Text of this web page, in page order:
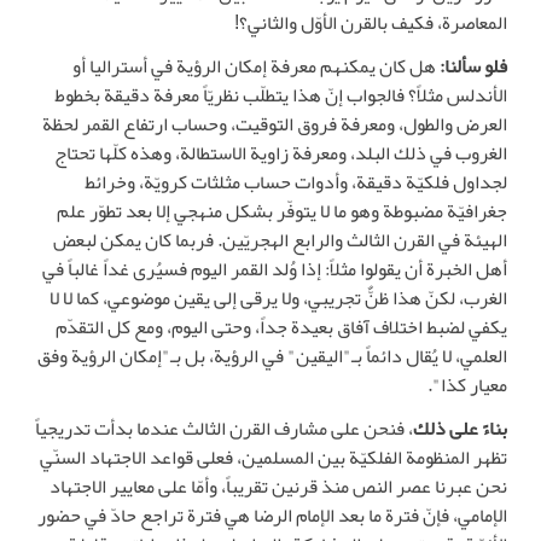
المعاصرة، فكيف بالقرن الأوّل والثاني؟!
فلو سألنا:هل كان يمكنهم معرفة إمكان الرؤية في أستراليا أو
الأندلس مثلاً؟ فالجواب إنّ هذا يتطلّب نظريّاً معرفة دقيقة بخطوط
العرض والطول، ومعرفة فروق التوقيت، وحساب ارتفاع القمر لحظة
الغروب في ذلك البلد، ومعرفة زاوية الاستطالة، وهذه كلّها تحتاج
لجداول فلكيّة دقيقة، وأدوات حساب مثلثات كرويّة، وخرائط
جغرافيّة مضبوطة وهو ما لا يتوفّر بشكل منهجي إلا بعد تطوّر علم
الهيئة في القرن الثالث والرابع الهجريّين. فربما كان يمكن لبعض
أهل الخبرة أن يقولوا مثلاً: إذا وُلد القمر اليوم فسيُرى غداً غالباً في
الغرب، لكنّ هذا ظنٌّ تجريبي، ولا يرقى إلى يقين موضوعي، كما لا لا
يكفي لضبط اختلاف آفاق بعيدة جداً، وحتى اليوم، ومع كل التقدّم
العلمي، لا يُقال دائماً بـ"اليقين" في الرؤية، بل بـ"إمكان الرؤية وفق
معيار كذا".
بناءً على ذلك، فنحن على مشارف القرن الثالث عندما بدأت تدريجياً
تظهر المنظومة الفلكيّة بين المسلمين، فعلى قواعد الاجتهاد السنّي
نحن عبرنا عصر النص منذ قرنين تقريباً، وأمّا على معايير الاجتهاد
الإمامي، فإنّ فترة ما بعد الإمام الرضا هي فترة تراجع حادّ في حضور